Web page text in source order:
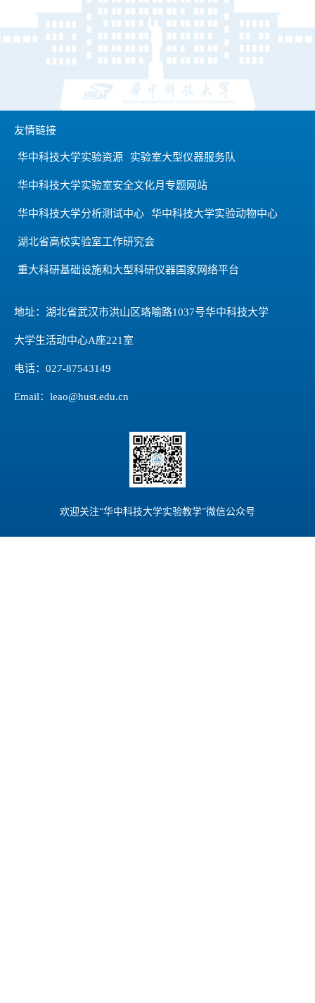
友情链接
华中科技大学实验资源 实验室大型仪器服务队
华中科技大学实验室安全文化月专题网站
华中科技大学分析测试中心 华中科技大学实验动物中心
湖北省高校实验室工作研究会
重大科研基础设施和大型科研仪器国家网络平台
地址：湖北省武汉市洪山区珞喻路1037号华中科技大学
大学生活动中心A座221室
电话：027-87543149
Email：leao@hust.edu.cn
欢迎关注“华中科技大学实验教学”微信公众号